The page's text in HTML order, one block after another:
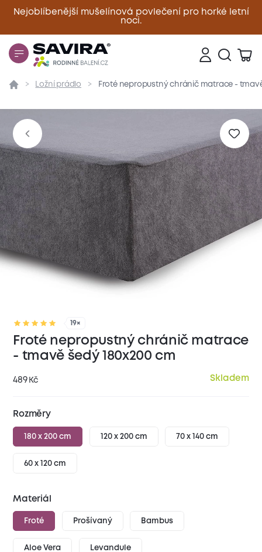
Nejoblíbenější mušelínová povlečení pro horké letní
noci.
Zavřít
Přehled Parametry Popis produktu Materiál
Ložní prádlo Froté nepropustný chránič matrace -
19×
Froté nepropustný chránič matrace
- tmavě šedý 180x200 cm
489 Kč Skladem
Rozměry
180 x 200 cm 120 x 200 cm 70 x 140 cm
60 x 120 cm
Materiál
Froté Prošívaný Bambus
Aloe Vera Levandule